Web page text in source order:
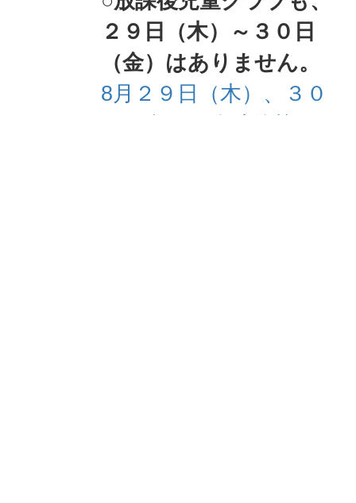
２９日（木）～３０日
（金）はありません。
8月２９日（木）、３０